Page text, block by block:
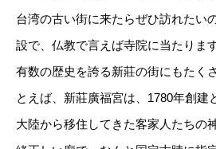
台湾の古い街に来たらぜひ訪れたい
設で、仏教で言えば寺院に当たりま
有数の歴史を誇る新莊の街にもたく
とえば、新莊廣福宮は、1780年創建
大陸から移住してきた客家人たちの